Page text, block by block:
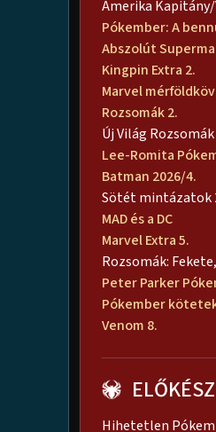
Amerika
Pókember: A
Abszolút
Kingpin Extra 2.
Marvel
Rozsomák 2.
Új Világ Rozsomák
Lee-Romita
Batman 2026/4.
Sötét mintázatok
MAD és a DC
Marvel Extra 5.
Rozsomák:
Peter Parker
Pókember
Venom 8.
Hihetetlen